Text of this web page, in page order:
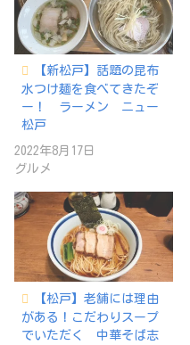
【新松戸】話題の昆布
水つけ麺を食べてきたぞ
ー！ ラーメン ニュー
松戸
2022年8月17日
グルメ
【松戸】老舗には理由
がある！こだわりスープ
でいただく 中華そば志